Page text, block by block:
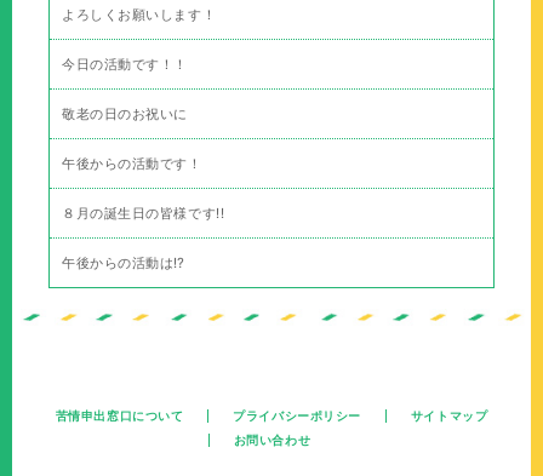
よろしくお願いします！
今日の活動です！！
敬老の日のお祝いに
午後からの活動です！
８月の誕生日の皆様です!!
午後からの活動は⁉
苦情申出窓口について プライバシーポリシー
サイトマップ
お問い合わせ